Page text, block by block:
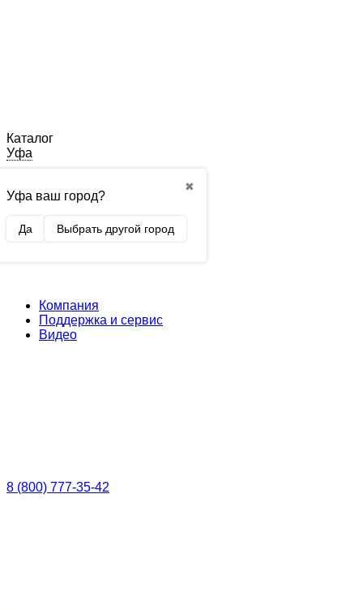
Каталог
Уфа
✖
Уфа ваш город?
Да Выбрать другой город
Компания
Поддержка и сервис
Видео
8 (800) 777-35-42